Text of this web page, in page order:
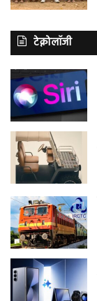
टेक्नोलॉजी